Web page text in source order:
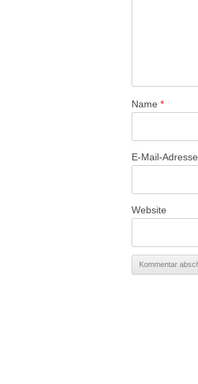
Name *
E-Mail-Adresse
Website